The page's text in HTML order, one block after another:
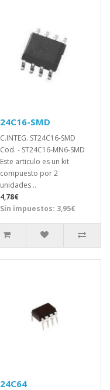
24C16-SMD
C.INTEG. ST24C16-SMD
Cod. - ST24C16-MN6-SMD
Este articulo es un kit
compuesto por 2
unidades ..
4,78€
Sin impuestos: 3,95€
24C64